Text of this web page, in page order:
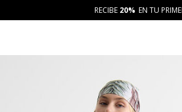
RECIBE 20% EN TU